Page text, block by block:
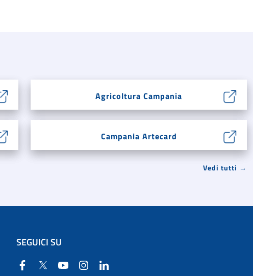
Agricoltura Campania
Campania Artecard
Vedi tutti →
SEGUICI SU
Facebook
Twitter YouTube Instagram